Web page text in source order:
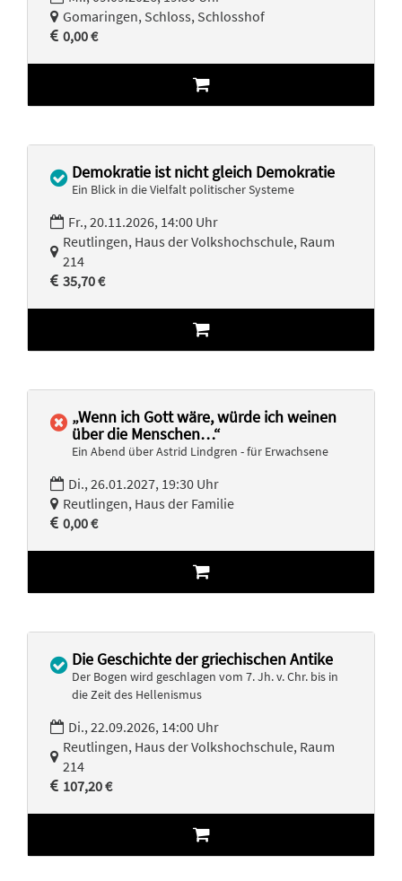
Gomaringen, Schloss, Schlosshof
0,00 €
Demokratie ist nicht gleich Demokratie
Ein Blick in die Vielfalt politischer Systeme
Fr., 20.11.2026, 14:00 Uhr
Reutlingen, Haus der Volkshochschule, Raum
214
35,70 €
„Wenn ich Gott wäre, würde ich weinen
über die Menschen…“
Ein Abend über Astrid Lindgren - für Erwachsene
Di., 26.01.2027, 19:30 Uhr
Reutlingen, Haus der Familie
0,00 €
Die Geschichte der griechischen Antike
Der Bogen wird geschlagen vom 7. Jh. v. Chr. bis in
die Zeit des Hellenismus
Di., 22.09.2026, 14:00 Uhr
Reutlingen, Haus der Volkshochschule, Raum
214
107,20 €